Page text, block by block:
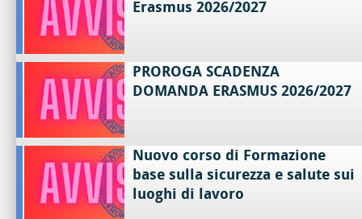
Erasmus 2026/2027
PROROGA SCADENZA
DOMANDA ERASMUS 2026/2027
Nuovo corso di Formazione
base sulla sicurezza e salute sui
luoghi di lavoro